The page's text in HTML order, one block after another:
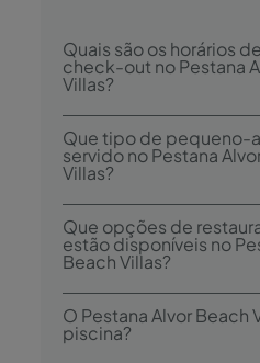
Quais são os horários
check-out no Pestana
Villas?
O check-in no Pestana
desde as 15h00, e o
12h00.
Que tipo de pequeno-
servido no Pestana
Villas?
As opções de
buffet.
Que opções de
estão disponíveis no
Beach Villas?
O Pestana Alvor Beach
restaurante: Pavilhão
O Pestana Alvor Beach
piscina?